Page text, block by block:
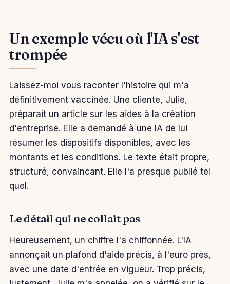
Un exemple vécu où l'IA s'est
trompée
Laissez-moi vous raconter l'histoire qui m'a
définitivement vaccinée. Une cliente, Julie,
préparait un article sur les aides à la création
d'entreprise. Elle a demandé à une IA de lui
résumer les dispositifs disponibles, avec les
montants et les conditions. Le texte était propre,
structuré, convaincant. Elle l'a presque publié tel
quel.
Le détail qui ne collait pas
Heureusement, un chiffre l'a chiffonnée. L'IA
annonçait un plafond d'aide précis, à l'euro près,
avec une date d'entrée en vigueur. Trop précis,